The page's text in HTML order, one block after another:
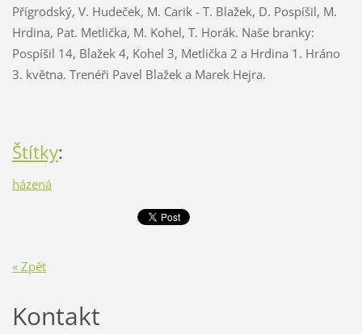
Přígrodský, V. Hudeček, M. Carik - T. Blažek, D. Pospíšil, M.
Hrdina, Pat. Metlička, M. Kohel, T. Horák. Naše branky:
Pospíšil 14, Blažek 4, Kohel 3, Metlička 2 a Hrdina 1. Hráno
3. května. Trenéři Pavel Blažek a Marek Hejra.
Štítky:
házená
« Zpět
Kontakt